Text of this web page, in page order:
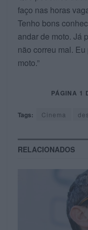
faço nas horas
Tenho bons
andar de moto. Já
não correu mal.
moto.”
PÁGINA 1
Tags: Cinema
RELACIONADOS